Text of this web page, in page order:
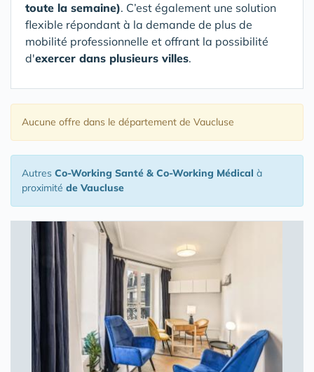
toute la semaine). C’est également une solution
flexible répondant à la demande de plus de
mobilité professionnelle et offrant la possibilité
d'exercer dans plusieurs villes.
Aucune offre dans le département de Vaucluse
Autres Co-Working Santé & Co-Working Médical à
proximité de Vaucluse